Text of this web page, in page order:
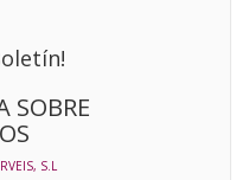
SOBRE
S.L